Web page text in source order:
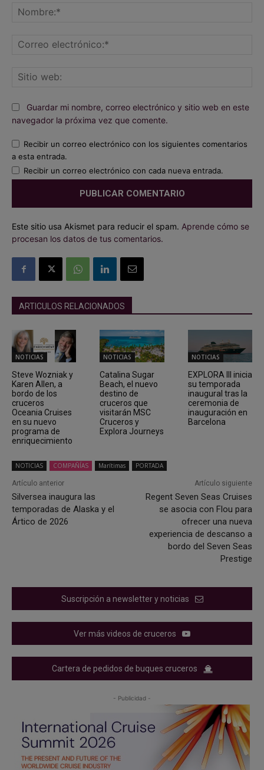
Guardar mi nombre, correo electrónico y sitio web en este
navegador la próxima vez que comente.
Recibir un correo electrónico con los siguientes comentarios
a esta entrada.
Recibir un correo electrónico con cada nueva entrada.
Este sitio usa Akismet para reducir el spam. Aprende cómo se
procesan los datos de tus comentarios.
ARTICULOS RELACIONADOS
NOTICIAS
Steve Wozniak y
Karen Allen, a
bordo de los
cruceros
Oceania Cruises
en su nuevo
programa de
enriquecimiento
NOTICIAS
Catalina Sugar
Beach, el nuevo
destino de
cruceros que
visitarán MSC
Cruceros y
Explora Journeys
NOTICIAS
EXPLORA III inicia
su temporada
inaugural tras la
ceremonia de
inauguración en
Barcelona
NOTICIAS COMPAÑÍAS Marítimas PORTADA
Artículo anterior
Silversea inaugura las
temporadas de Alaska y el
Ártico de 2026
Artículo siguiente
Regent Seven Seas Cruises
se asocia con Flou para
ofrecer una nueva
experiencia de descanso a
bordo del Seven Seas
Prestige
Suscripción a newsletter y noticias
Ver más videos de cruceros
Cartera de pedidos de buques cruceros
- Publicidad -